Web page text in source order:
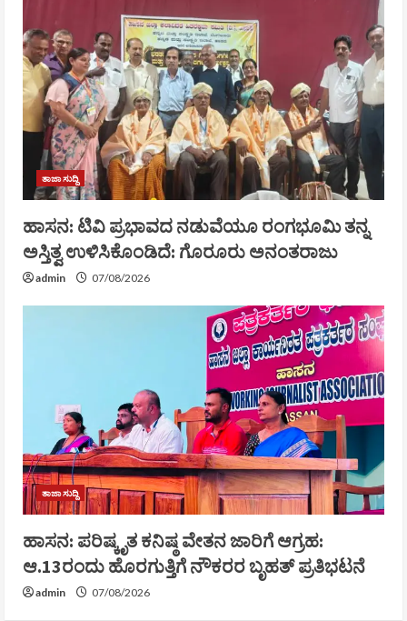
ತಾಜಾ ಸುದ್ದಿ
ಹಾಸನ: ಟಿವಿ ಪ್ರಭಾವದ ನಡುವೆಯೂ ರಂಗಭೂಮಿ ತನ್ನ
ಅಸ್ತಿತ್ವ ಉಳಿಸಿಕೊಂಡಿದೆ: ಗೊರೂರು ಅನಂತರಾಜು
admin 07/08/2026
ತಾಜಾ ಸುದ್ದಿ
ಹಾಸನ: ಪರಿಷ್ಕೃತ ಕನಿಷ್ಠ ವೇತನ ಜಾರಿಗೆ ಆಗ್ರಹ:
ಆ.13ರಂದು ಹೊರಗುತ್ತಿಗೆ ನೌಕರರ ಬೃಹತ್ ಪ್ರತಿಭಟನೆ
admin 07/08/2026